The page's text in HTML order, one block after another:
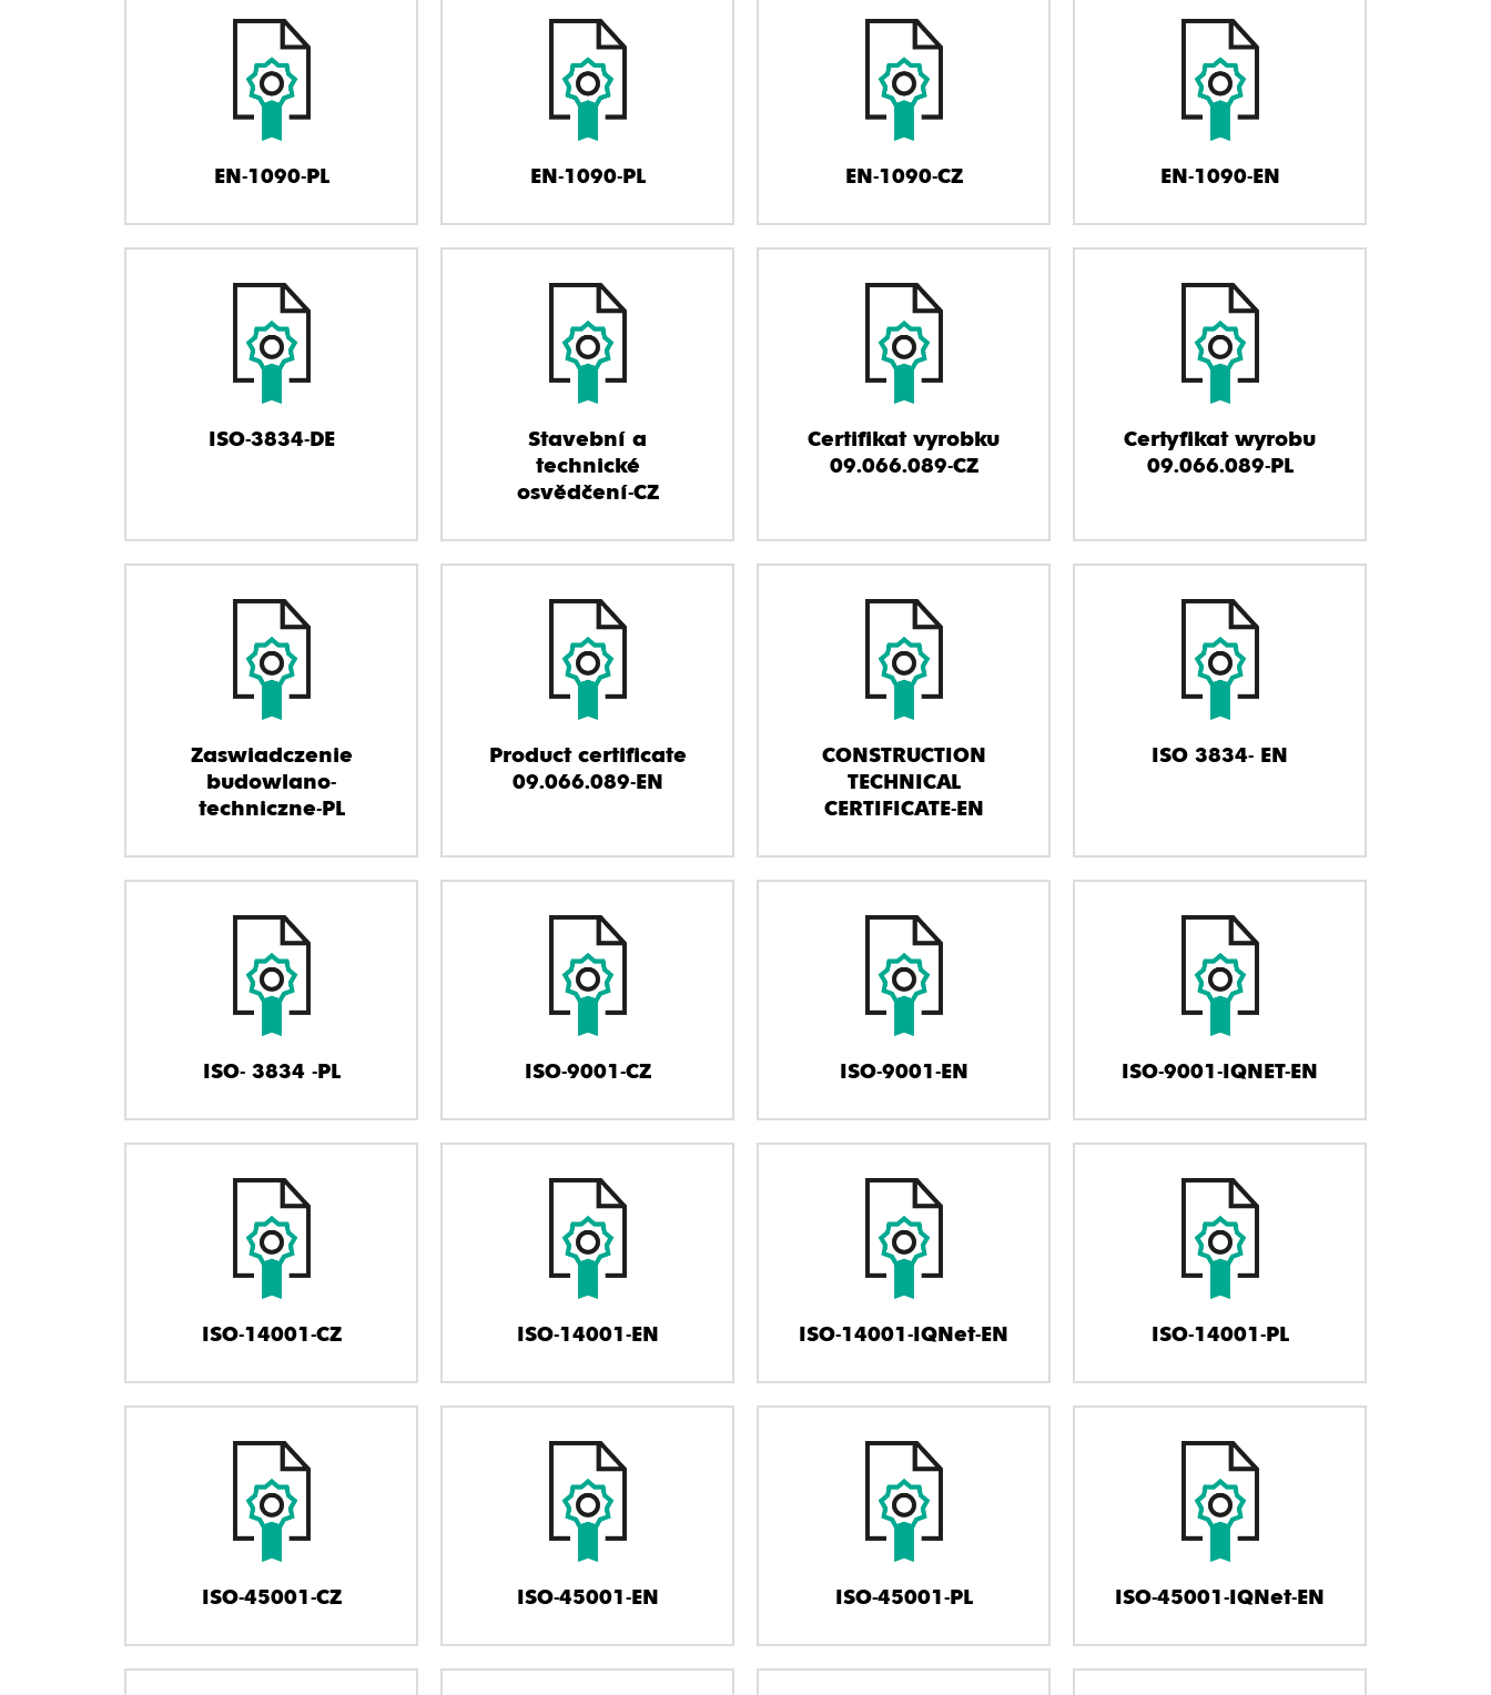
EN-1090-PL EN-1090-PL EN-1090-CZ EN-1090-EN
ISO-3834-DE
Stavební a
technické
osvědčení-CZ
Certifikat vyrobku
09.066.089-CZ
Certyfikat wyrobu
09.066.089-PL
Zaswiadczenie
budowlano-
techniczne-PL
Product certificate
09.066.089-EN
CONSTRUCTION
TECHNICAL
CERTIFICATE-EN
ISO 3834- EN
ISO- 3834 -PL ISO-9001-CZ ISO-9001-EN ISO-9001-IQNET-EN
ISO-14001-CZ ISO-14001-EN ISO-14001-IQNet-EN ISO-14001-PL
ISO-45001-CZ ISO-45001-EN ISO-45001-PL ISO-45001-IQNet-EN